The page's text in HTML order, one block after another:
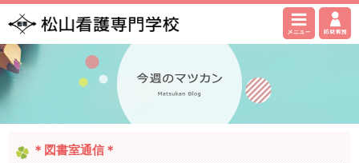
＊図書室通信＊